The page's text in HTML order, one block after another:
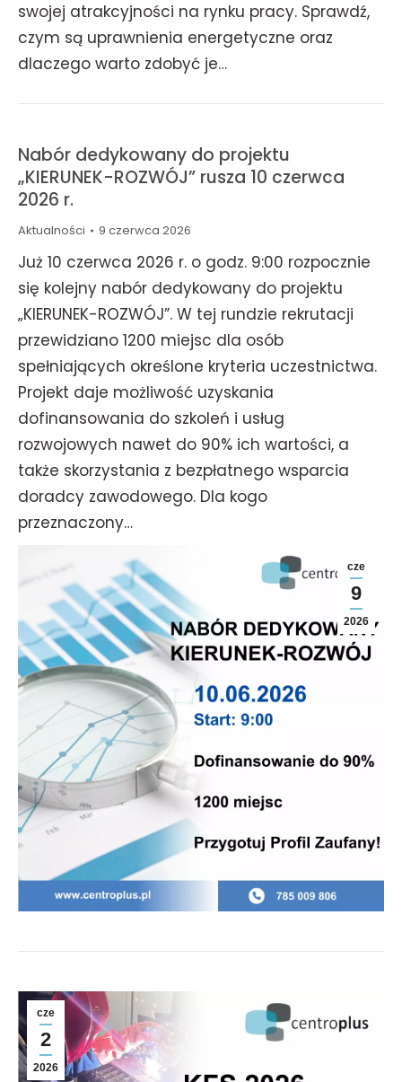
swojej atrakcyjności na rynku pracy. Sprawdź,
czym są uprawnienia energetyczne oraz
dlaczego warto zdobyć je…
Nabór dedykowany do projektu
„KIERUNEK-ROZWÓJ” rusza 10 czerwca
2026 r.
Aktualności 9 czerwca 2026
Już 10 czerwca 2026 r. o godz. 9:00 rozpocznie
się kolejny nabór dedykowany do projektu
„KIERUNEK-ROZWÓJ”. W tej rundzie rekrutacji
przewidziano 1200 miejsc dla osób
spełniających określone kryteria uczestnictwa.
Projekt daje możliwość uzyskania
dofinansowania do szkoleń i usług
rozwojowych nawet do 90% ich wartości, a
także skorzystania z bezpłatnego wsparcia
doradcy zawodowego. Dla kogo
przeznaczony…
cze
9
2026
cze
2
2026